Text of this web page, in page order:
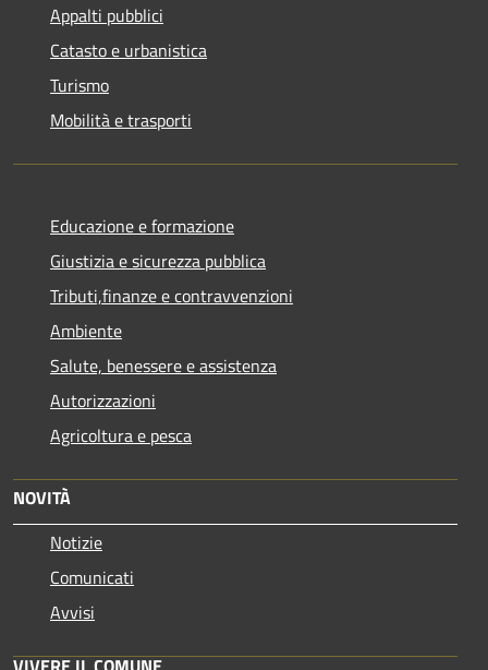
Appalti pubblici
Catasto e urbanistica
Turismo
Mobilità e trasporti
Educazione e formazione
Giustizia e sicurezza pubblica
Tributi,finanze e contravvenzioni
Ambiente
Salute, benessere e assistenza
Autorizzazioni
Agricoltura e pesca
NOVITÀ
Notizie
Comunicati
Avvisi